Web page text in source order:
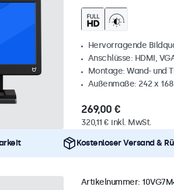
Hervorragende
Anschlüsse: HDMI,
Montage: Wand- und
Außenmaße: 242 x
269,00 €
320,11 € inkl. MwSt.
Kostenloser Versand &
Artikelnummer: 10VG7M